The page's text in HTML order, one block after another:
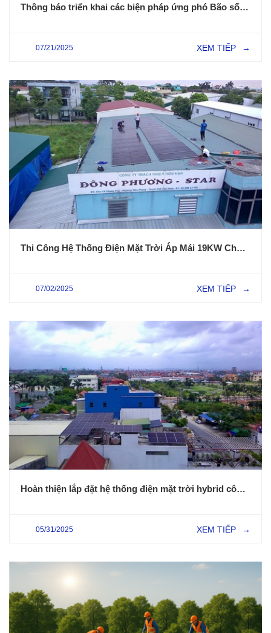
Thông báo triển khai các biện pháp ứng phó Bão số 3 WIPHA tại dự án điện mặt trời
07/21/2025 XEM TIẾP →
Thi Công Hệ Thống Điện Mặt Trời Áp Mái 19KW Cho Doanh Nghiệp Tại Thái Bình
07/02/2025 XEM TIẾP →
Hoàn thiện lắp đặt hệ thống điện mặt trời hybrid công suất 15kWp tại Hải Phòng
05/31/2025 XEM TIẾP →